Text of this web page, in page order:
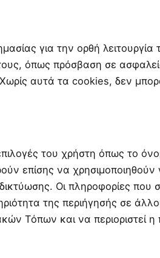
για την ορθή
όπως πρόσβαση σε
αυτά τα cookies, δεν
του χρήστη όπως το
επίσης να
Οι πληροφορίες
της περιήγησής σε
Τόπων και να περιοριστεί